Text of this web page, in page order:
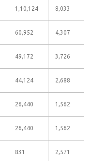
1,10,124 8,033
60,952 4,307
49,172 3,726
44,124 2,688
26,440 1,562
26,440 1,562
831 2,571